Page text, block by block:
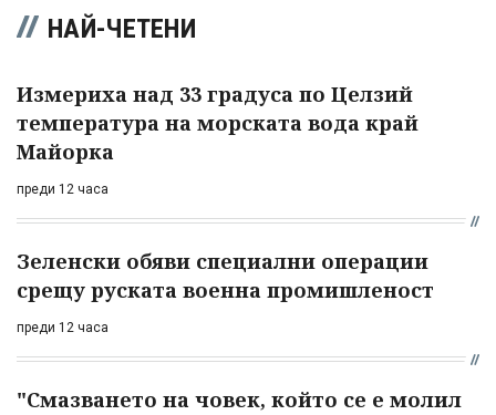
НАЙ-ЧЕТЕНИ
Измериха над 33 градуса по Целзий
температура на морската вода край
Майорка
преди 12 часа
Зеленски обяви специални операции
срещу руската военна промишленост
преди 12 часа
"Смазването на човек, който се е молил